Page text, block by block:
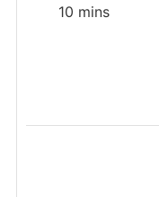
10 minutes
mins